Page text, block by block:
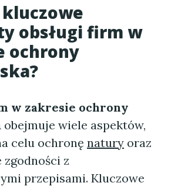
kluczowe
obsługi firm w
ochrony
w zakresie ochrony
obejmuje wiele aspektów,
celu ochronę natury oraz
zgodności z
przepisami. Kluczowe